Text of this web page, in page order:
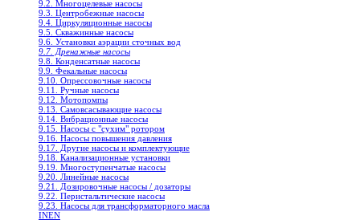
9.2. Многоцелевые насосы
9.3. Центробежные насосы
9.4. Циркуляционные насосы
9.5. Скважинные насосы
9.6. Установки аэрации сточных вод
9.7. Дренажные насосы
9.8. Конденсатные насосы
9.9. Фекальные насосы
9.10. Опрессовочные насосы
9.11. Ручные насосы
9.12. Мотопомпы
9.13. Самовсасывающие насосы
9.14. Вибрационные насосы
9.15. Насосы с "сухим" ротором
9.16. Насосы повышения давления
9.17. Другие насосы и комплектующие
9.18. Канализационные установки
9.19. Многоступенчатые насосы
9.20. Линейные насосы
9.21. Дозировочные насосы / дозаторы
9.22. Перистальтические насосы
9.23. Насосы для трансформаторного масла
INEN